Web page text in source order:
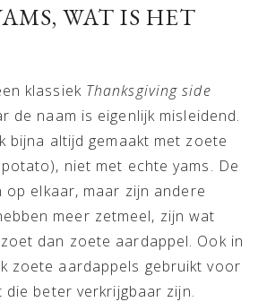
WAT IS HET
klassiek Thanksgiving side
de naam is eigenlijk misleidend.
bijna altijd gemaakt met zoete
niet met echte yams. De
op elkaar, maar zijn andere
meer zetmeel, zijn wat
dan zoete aardappel. Ook in
zoete aardappels gebruikt voor
beter verkrijgbaar zijn.